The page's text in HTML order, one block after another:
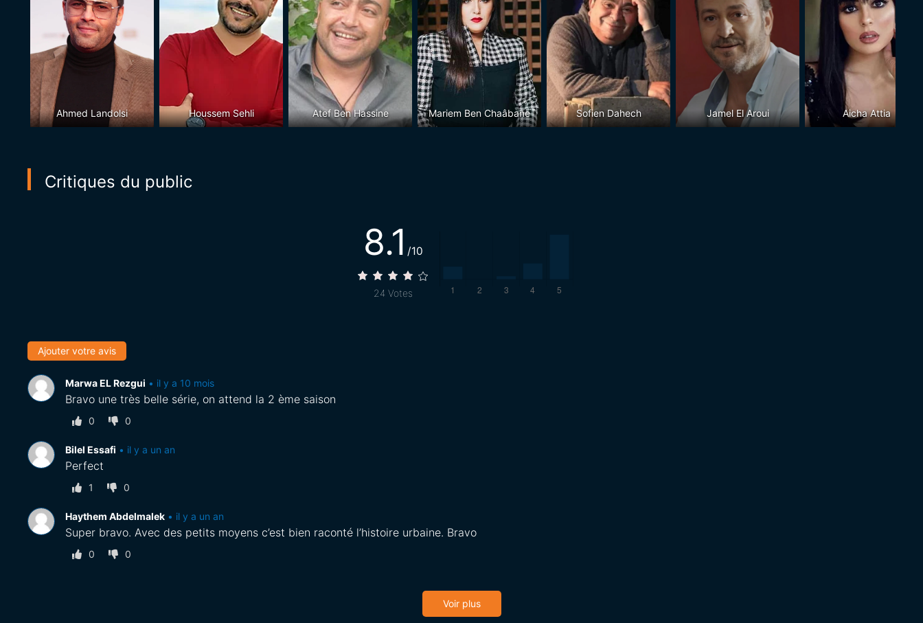
Ahmed Landolsi Houssem Sehli Atef Ben Hassine Mariem Ben Chaâbane Sofien Dahech Jamel El Aroui Aicha Attia
Critiques du public
8.1 /10
24 Votes
Ajouter votre avis
Marwa EL Rezgui • il y a 10 mois
Bravo une très belle série, on attend la 2 ème saison
0 0
Bilel Essafi • il y a un an
Perfect
1 0
Haythem Abdelmalek • il y a un an
Super bravo. Avec des petits moyens c’est bien raconté l’histoire urbaine. Bravo
0 0
Voir plus